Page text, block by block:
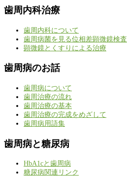
歯周内科治療
歯周内科について
歯周病菌を見る位相差顕微鏡検査
顕微鏡とくすりによる治療
歯周病のお話
歯周病について
歯周治療の流れ
歯周治療の基本
歯周治療の完成をめざして
歯周病用語集
歯周病と糖尿病
HbA1cと歯周病
糖尿病関連リンク